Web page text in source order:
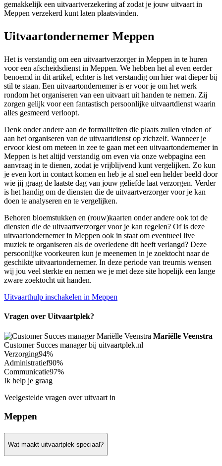
gemakkelijk een uitvaartverzekering af zodat je jouw uitvaart in
Meppen verzekerd kunt laten plaatsvinden.
Uitvaartondernemer Meppen
Het is verstandig om een uitvaartverzorger in Meppen in te huren
voor een afscheidsdienst in Meppen. We hebben het al even eerder
benoemd in dit artikel, echter is het verstandig om hier wat dieper bij
stil te staan. Een uitvaartondernemer is er voor je om het werk
rondom het organiseren van een uitvaart uit handen te nemen. Zij
zorgen gelijk voor een fantastisch persoonlijke uitvaartdienst waarin
alles gesmeerd verloopt.
Denk onder andere aan de formaliteiten die plaats zullen vinden of
aan het organiseren van de uitvaartdienst op zichzelf. Wanneer je
ervoor kiest om meteen in zee te gaan met een uitvaartondernemer in
Meppen is het altijd verstandig om even via onze webpagina een
aanvraag in te dienen, zodat je vrijblijvend kunt vergelijken. Zo kun
je even kort in contact komen en heb je al snel een helder beeld door
wie jij graag de laatste dag van jouw geliefde laat verzorgen. Verder
is het handig om de diensten die de uitvaartverzorger voor je kan
doen te analyseren en te vergelijken.
Behoren bloemstukken en (rouw)kaarten onder andere ook tot de
diensten die de uitvaartverzorger voor je kan regelen? Of is deze
uitvaartondernemer in Meppen ook in staat om eventueel live
muziek te organiseren als de overledene dit heeft verlangd? Deze
persoonlijke voorkeuren kun je meenemen in je zoektocht naar de
geschikte uitvaartondernemer. In deze periode van treurnis wensen
wij jou veel sterkte en nemen we je met deze site hopelijk een lange
zware zoektocht uit handen.
Uitvaarthulp inschakelen in Meppen
Vragen over Uitvaartplek?
Mariëlle Veenstra
Customer Succes manager bij uitvaartplek.nl
Verzorging94%
Administratief90%
Communicatie97%
Ik help je graag
Veelgestelde vragen over uitvaart in
Meppen
Wat maakt uitvaartplek speciaal?